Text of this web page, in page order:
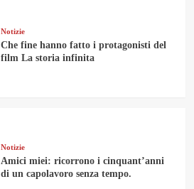
Notizie
Che fine hanno fatto i protagonisti del
film La storia infinita
Notizie
Amici miei: ricorrono i cinquant’anni
di un capolavoro senza tempo.